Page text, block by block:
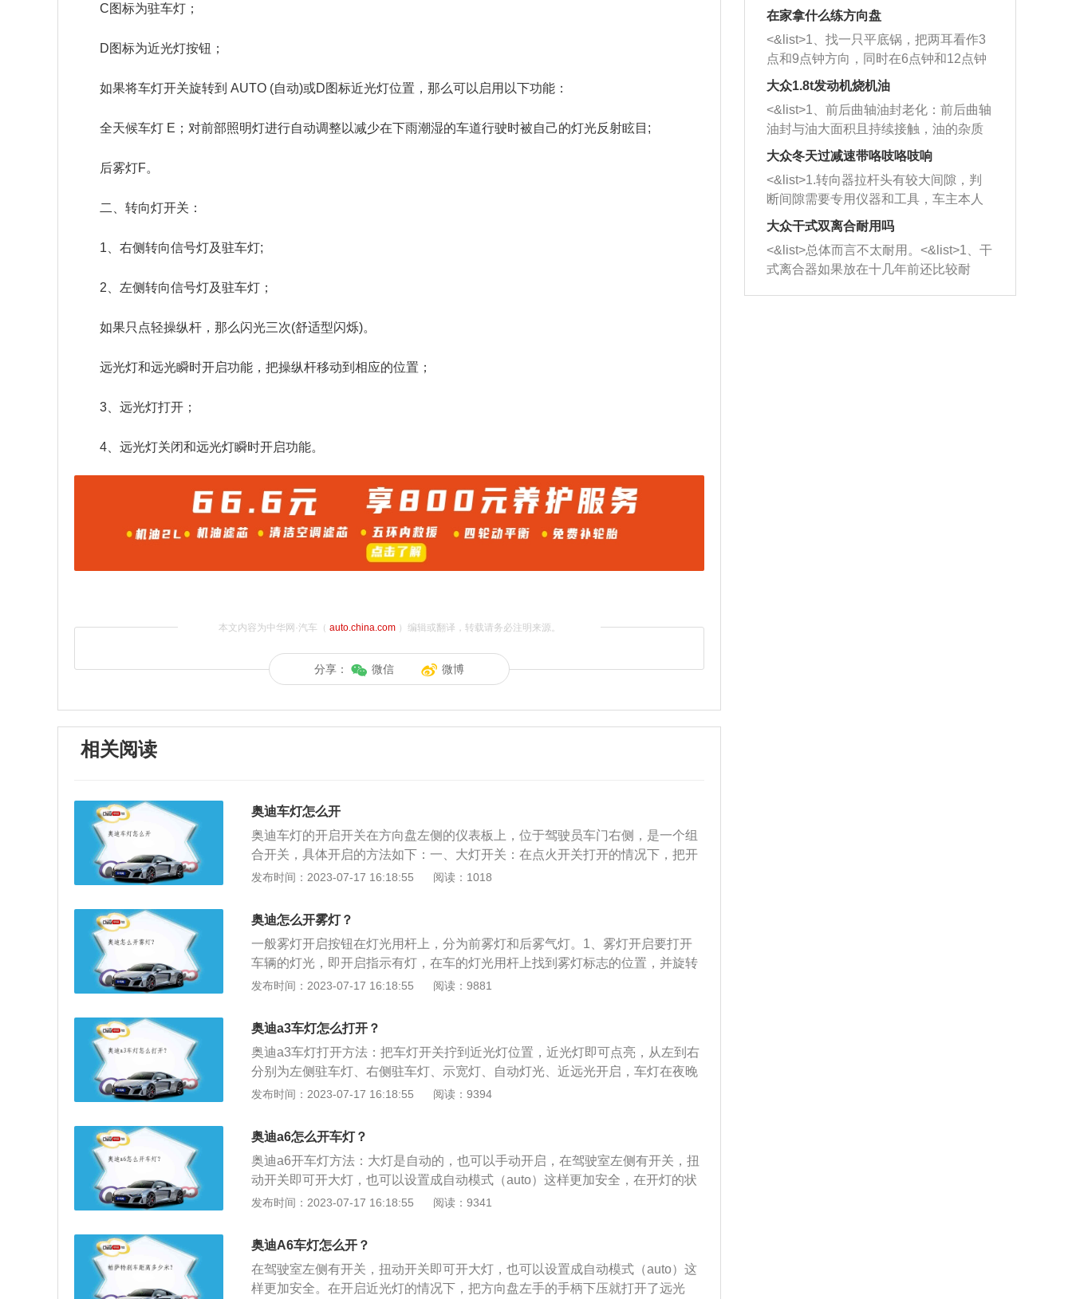
C图标为驻车灯；
D图标为近光灯按钮；
如果将车灯开关旋转到 AUTO (自动)或D图标近光灯位置，那么可以启用以下功能：
全天候车灯 E；对前部照明灯进行自动调整以减少在下雨潮湿的车道行驶时被自己的灯光反射眩目;
后雾灯F。
二、转向灯开关：
1、右侧转向信号灯及驻车灯;
2、左侧转向信号灯及驻车灯；
如果只点轻操纵杆，那么闪光三次(舒适型闪烁)。
远光灯和远光瞬时开启功能，把操纵杆移动到相应的位置；
3、远光灯打开；
4、远光灯关闭和远光灯瞬时开启功能。
本文内容为中华网·汽车（ auto.china.com）编辑或翻译，转载请务必注明来源。
分享： 微信 微博
相关阅读
奥迪车灯怎么开
奥迪车灯的开启开关在方向盘左侧的仪表板上，位于驾驶员车门右侧，是一个组
合开关，具体开启的方法如下：一、大灯开关：在点火开关打开的情况下，把开
关转到相应的位置。图中C图标(驻车灯)和所选位置(O位置除外)亮起指示：A图标
O-车灯此时根据环境亮度自动进行调节；C图标为驻车灯；D图标为近光灯按
钮；如果将车灯开关旋转到AUTO(自动)或D图标近光灯位置，那么可以启用以下
功能：全天候车灯E；对前部照明灯进行自动调整以减少在下雨潮湿的车道行驶
时被自己的灯光反射眩目;后雾灯F。二、转向灯开关：1、右侧转向信号灯及驻车
灯;2、左侧转向信号灯及驻车灯；如果只点轻操纵杆，那么闪光三次(舒适型闪
开；4、远光灯关闭和远光灯瞬时开启功能。
发布时间：2023-07-17 16:18:55 阅读：1018
奥迪怎么开雾灯？
一般雾灯开启按钮在灯光用杆上，分为前雾灯和后雾气灯。1、雾灯开启要打开
车辆的灯光，即开启指示有灯，在车的灯光用杆上找到雾灯标志的位置，并旋转
用环。把前雾灯标志刚刚开启标志的，到时候仪表盘就会显示前雾灯标志，那前
会显示后雾气灯标志，即代表后雾气灯开启。3、前雾灯是可以单独开启的，后
雾气灯只好与前雾灯同时开启，不单独开启。另外，灯光根据车谈得来不同还有
按键式，只要认准雾灯标志，通过按一下打开即可。
发布时间：2023-07-17 16:18:55 阅读：9881
奥迪a3车灯怎么打开？
奥迪a3车灯打开方法：把车灯开关拧到近光灯位置，近光灯即可点亮，从左到右
分别为左侧驻车灯、右侧驻车灯、示宽灯、自动灯光、近远光开启，车灯在夜晚
可以提高驾驶员的视野。奥迪a3是奥迪出品的一款轿车产品，这款车底盘前悬架
性极佳外，后悬架布置的空间利用率也很高，因此载货面积在同级车中出类拔
萃。奥迪a3尺寸为长4292毫米、宽1765毫米、高1423毫米，轴距为2578毫米。
发布时间：2023-07-17 16:18:55 阅读：9394
奥迪a6怎么开车灯？
奥迪a6开车灯方法：大灯是自动的，也可以手动开启，在驾驶室左侧有开关，扭
动开关即可开大灯，也可以设置成自动模式（auto）这样更加安全，在开灯的状
况下，把方向盘左手的手柄下压就打开了远光灯。奥迪a6是一款由奥迪生产的豪
与车内后视镜上的镜头，捕捉道路上的光源，自动调节大灯角度和亮度确保驾驶
安全。
发布时间：2023-07-17 16:18:55 阅读：9341
奥迪A6车灯怎么开？
在驾驶室左侧有开关，扭动开关即可开大灯，也可以设置成自动模式（auto）这
样更加安全。在开启近光灯的情况下，把方向盘左手的手柄下压就打开了远光
者是细棍，直接将杂物给取出来，如果
堵塞情况比较严重，也可以采取应急措
施。 <&list>2、直接利用木棍将所有的
杂物推到排气管里面的位置处，然后将
三元催化器拆解开，就可以将堵塞的东
西取出来。但如果是因为积碳过多引起
的堵塞，就需要将三元催化器泡在草酸
洗剂对堵塞的情况得到解决，将清洗剂
放在燃油箱中，与燃油混合后，车辆启
动时，就可以和汽油一起进入到燃烧
室，最后形成废气排出，就可以让三元
催化器得到清洗，排气管堵塞的情况就
能够得到解决。
在家拿什么练方向盘
<&list>1、找一只平底锅，把两耳看作3
点和9点钟方向，同时在6点钟和12点钟
方向做一个标记。 <&list>2、双手握住
一圈半的练习，往右同样也要打相同的
圈数。 <&list>3、最后强调要反复练
习，这样就可以形成肌肉记忆，在真实
驾驶车辆时，不需要记忆也能打好方
向。
大众1.8t发动机烧机油
<&list>1、前后曲轴油封老化：前后曲轴
油封与油大面积且持续接触，油的杂质
和发动机内持续温度变化使其密封效果
逐渐减弱，导致渗油或漏油。<&list>2、
活塞间隙过大：积碳会使活塞环与缸体
的间隙扩大，导致机油流入燃烧室中，
造成烧机油。<&list>3、机油粘度。使用
机油粘度过小的话，同样会有烧机油现
象，机油粘度过小具有很好的流动性，
大众冬天过减速带咯吱咯吱响
<&list>1.转向器拉杆头有较大间隙，判
断间隙需要专用仪器和工具，车主本人
无法制作，需要将车辆送到修理厂或4s
店；<&list>2.车辆半轴套管防尘罩破
裂，破裂后会出现漏油现象，使半轴磨
损严重，磨损的半轴容易损坏，产生异
响；<&list>3.稳定器的转向胶套和球头
大众干式双离合耐用吗
<&list>总体而言不太耐用。<&list>1、干
式离合器如果放在十几年前还比较耐